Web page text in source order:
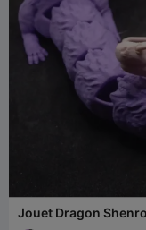
Jouet Dragon